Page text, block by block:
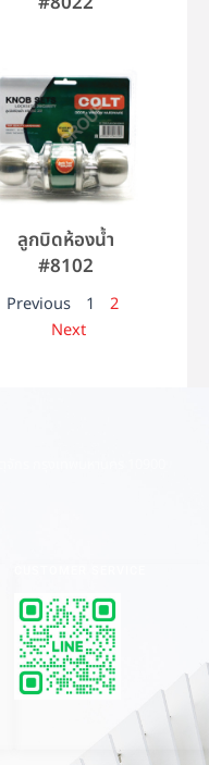
ลูกบิดห้องน้ำ
#8102
Previous 1
2
Next